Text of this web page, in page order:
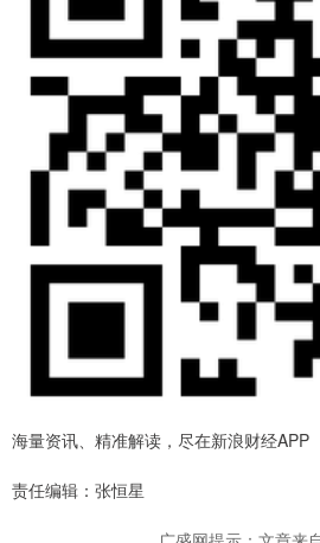
海量资讯、精准解读，尽在新浪财经APP
责任编辑：张恒星